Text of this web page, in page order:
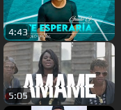
4:43
5:05